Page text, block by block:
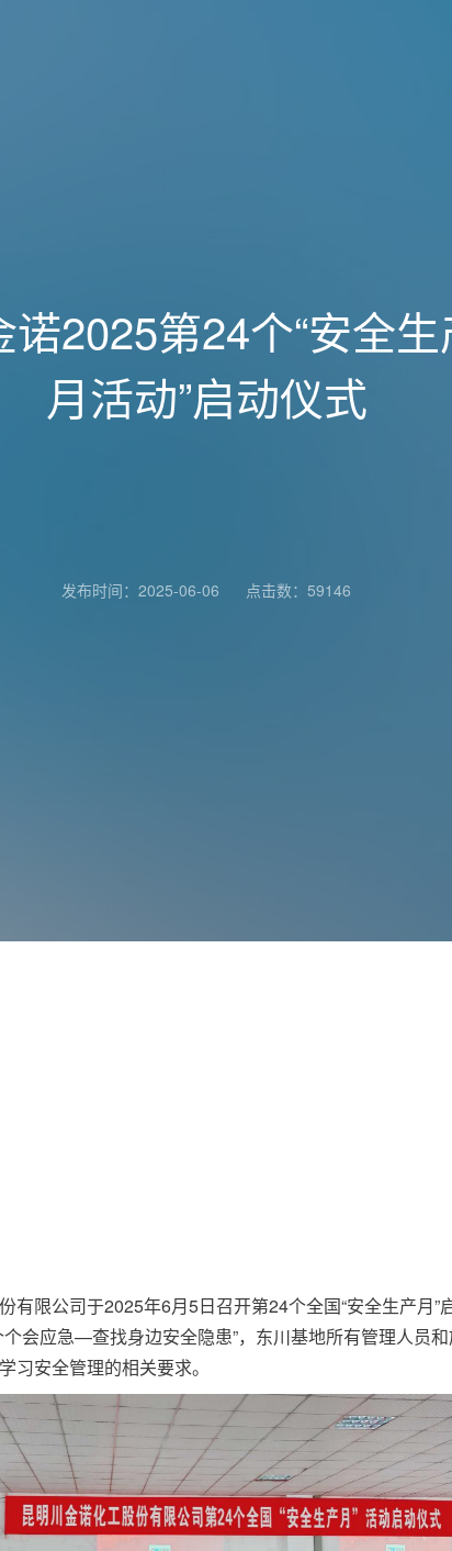
诺2025第24个“安全
月活动”启动仪式
发布时间：2025-06-06 点击数：59146
有限公司于2025年6月5日召开第24个全国“安全生产月”
会应急—查找身边安全隐患”，东川基地所有管理人员
习安全管理的相关要求。